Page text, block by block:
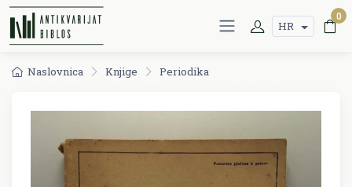
HR
0
Naslovnica Knjige Periodika